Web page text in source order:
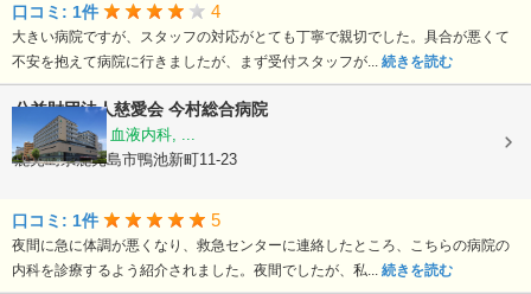
口コミ: 1件 4
大きい病院ですが、スタッフの対応がとても丁寧で親切でした。具合が悪くて
不安を抱えて病院に行きましたが、まず受付スタッフが... 続きを読む
公益財団法人慈愛会 今村総合病院
内科, 救急科, 血液内科, ...
鹿児島県鹿児島市鴨池新町11-23
口コミ: 1件 5
夜間に急に体調が悪くなり、救急センターに連絡したところ、こちらの病院の
内科を診療するよう紹介されました。夜間でしたが、私... 続きを読む